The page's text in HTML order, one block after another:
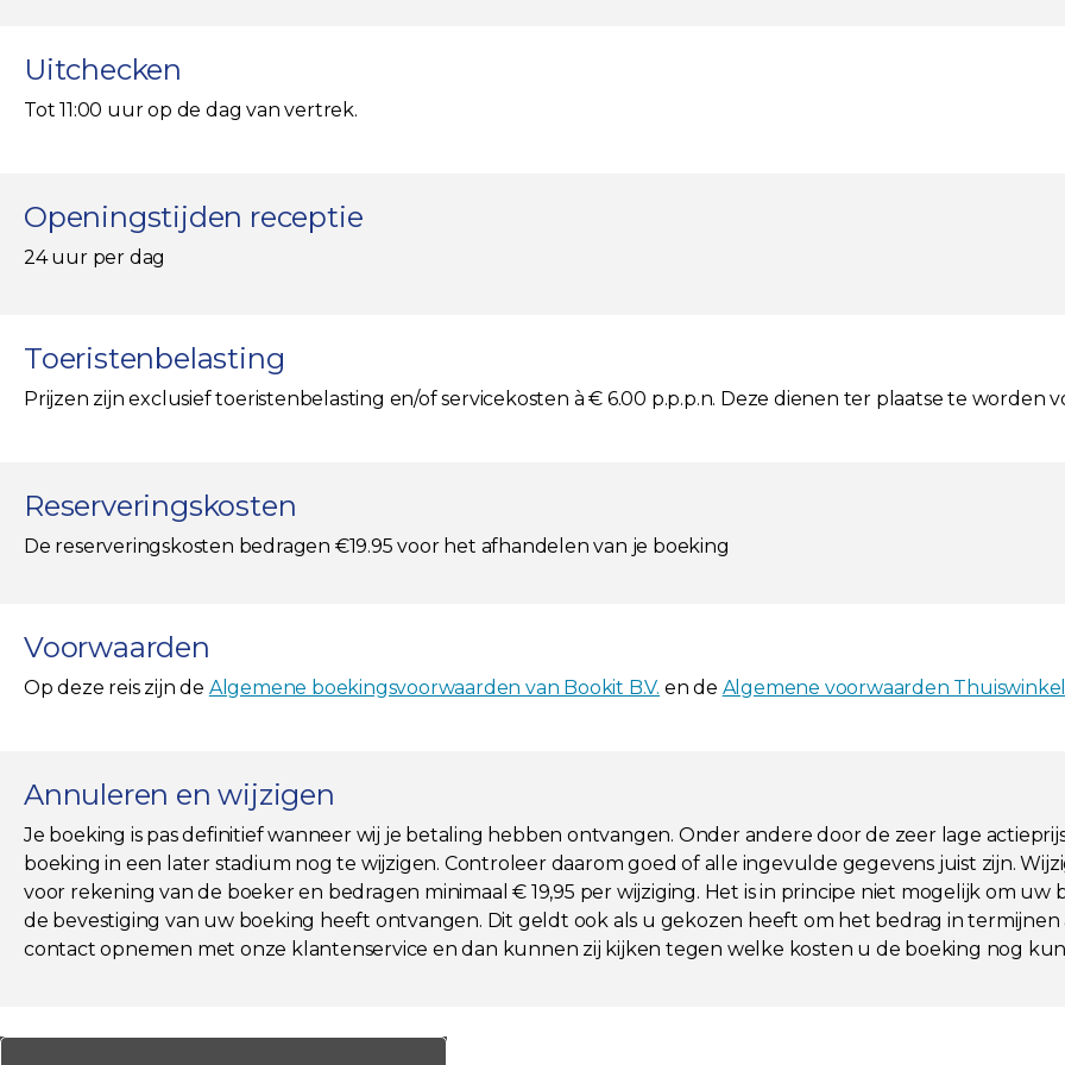
Uitchecken
Tot 11:00 uur op de dag van vertrek.
Openingstijden receptie
24 uur per dag
Toeristenbelasting
Prijzen zijn exclusief toeristenbelasting en/of servicekosten à € 6.00 p.p.p.n. Deze dienen ter plaatse te worden
Reserveringskosten
De reserveringskosten bedragen €19.95 voor het afhandelen van je boeking
Voorwaarden
Op deze reis zijn de Algemene boekingsvoorwaarden van Bookit B.V. en de Algemene voorwaarden Thuiswinkel
Annuleren en wijzigen
Je boeking is pas definitief wanneer wij je betaling hebben ontvangen. Onder andere door de zeer lage
boeking in een later stadium nog te wijzigen. Controleer daarom goed of alle ingevulde gegevens juist zijn.
voor rekening van de boeker en bedragen minimaal € 19,95 per wijziging. Het is in principe niet mogelijk om
de bevestiging van uw boeking heeft ontvangen. Dit geldt ook als u gekozen heeft om het bedrag in
contact opnemen met onze klantenservice en dan kunnen zij kijken tegen welke kosten u de boeking nog